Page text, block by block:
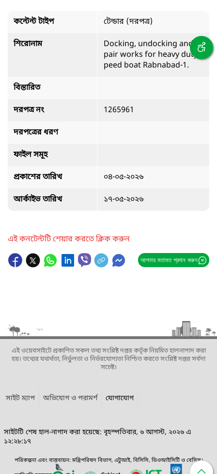
কন্টেন্ট টাইপ টেন্ডার (দরপত্র)
শিরোনাম
Docking, undocking and re
pair works for heavy duty s
peed boat Rabnabad-1.
বিস্তারিত
দরপত্র নং 1265961
দরপত্রের ধরণ
ফাইল সমূহ
প্রকাশের তারিখ ০৪-০৫-২০২৬
আর্কাইভ তারিখ ১৭-০৫-২০২৬
এই কনটেন্টটি শেয়ার করতে ক্লিক করুন
আপনার মতামত প্রদান করুন
এই ওয়েবসাইটে প্রকাশিত সকল তথ্য সংশ্লিষ্ট দপ্তর কর্তৃক নিয়মিত হালনাগাদ করা
হয়। তথ্যের যথার্থতা, নির্ভুলতা ও নির্ভরযোগ্যতা নিশ্চিত করতে সংশ্লিষ্ট দপ্তর সর্বদা
সচেষ্ট।
সাইট ম্যাপ অভিযোগ ও পরামর্শ যোগাযোগ
সাইটটি শেষ হাল-নাগাদ করা হয়েছে: বৃহস্পতিবার, ৬ আগস্ট, ২০২৬ এ
১২:২৮:১৭
পরিকল্পনা এবং বাস্তবায়ন: মন্ত্রিপরিষদ বিভাগ, এটুআই, বিসিসি, ডিওআইসিটি ও বেসিস।